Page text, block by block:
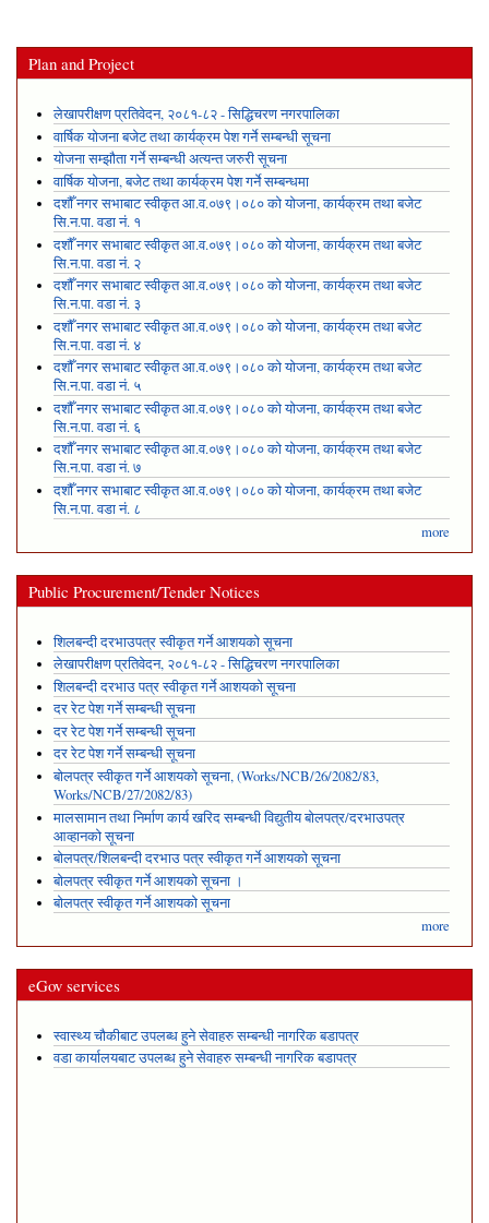
Plan and Project
लेखापरीक्षण प्रतिवेदन, २०८१-८२ - सिद्धिचरण नगरपालिका
वार्षिक योजना बजेट तथा कार्यक्रम पेश गर्ने सम्बन्धी सूचना
योजना सम्झौता गर्ने सम्बन्धी अत्यन्त जरुरी सूचना
वार्षिक योजना, बजेट तथा कार्यक्रम पेश गर्ने सम्बन्धमा
दशौँ नगर सभाबाट स्वीकृत आ.व.०७९।०८० को योजना, कार्यक्रम तथा बजेट
सि.न.पा. वडा नं. १
दशौँ नगर सभाबाट स्वीकृत आ.व.०७९।०८० को योजना, कार्यक्रम तथा बजेट
सि.न.पा. वडा नं. २
दशौँ नगर सभाबाट स्वीकृत आ.व.०७९।०८० को योजना, कार्यक्रम तथा बजेट
सि.न.पा. वडा नं. ३
दशौँ नगर सभाबाट स्वीकृत आ.व.०७९।०८० को योजना, कार्यक्रम तथा बजेट
सि.न.पा. वडा नं. ४
दशौँ नगर सभाबाट स्वीकृत आ.व.०७९।०८० को योजना, कार्यक्रम तथा बजेट
सि.न.पा. वडा नं. ५
दशौँ नगर सभाबाट स्वीकृत आ.व.०७९।०८० को योजना, कार्यक्रम तथा बजेट
सि.न.पा. वडा नं. ६
दशौँ नगर सभाबाट स्वीकृत आ.व.०७९।०८० को योजना, कार्यक्रम तथा बजेट
सि.न.पा. वडा नं. ७
दशौँ नगर सभाबाट स्वीकृत आ.व.०७९।०८० को योजना, कार्यक्रम तथा बजेट
सि.न.पा. वडा नं. ८
more
Public Procurement/Tender Notices
शिलबन्दी दरभाउपत्र स्वीकृत गर्ने आशयको सूचना
लेखापरीक्षण प्रतिवेदन, २०८१-८२ - सिद्धिचरण नगरपालिका
शिलबन्दी दरभाउ पत्र स्वीकृत गर्ने आशयको सूचना
दर रेट पेश गर्ने सम्बन्धी सूचना
दर रेट पेश गर्ने सम्बन्धी सूचना
दर रेट पेश गर्ने सम्बन्धी सूचना
बोलपत्र स्वीकृत गर्ने आशयको सूचना, (Works/NCB/26/2082/83,
Works/NCB/27/2082/83)
मालसामान तथा निर्माण कार्य खरिद सम्बन्धी विद्युतीय बोलपत्र/दरभाउपत्र
आव्हानको सूचना
बोलपत्र/शिलबन्दी दरभाउ पत्र स्वीकृत गर्ने आशयको सूचना
बोलपत्र स्वीकृत गर्ने आशयको सूचना ।
बोलपत्र स्वीकृत गर्ने आशयको सूचना
more
eGov services
स्वास्थ्य चौकीबाट उपलब्ध हुने सेवाहरु सम्बन्धी नागरिक बडापत्र
वडा कार्यालयबाट उपलब्ध हुने सेवाहरु सम्बन्धी नागरिक बडापत्र